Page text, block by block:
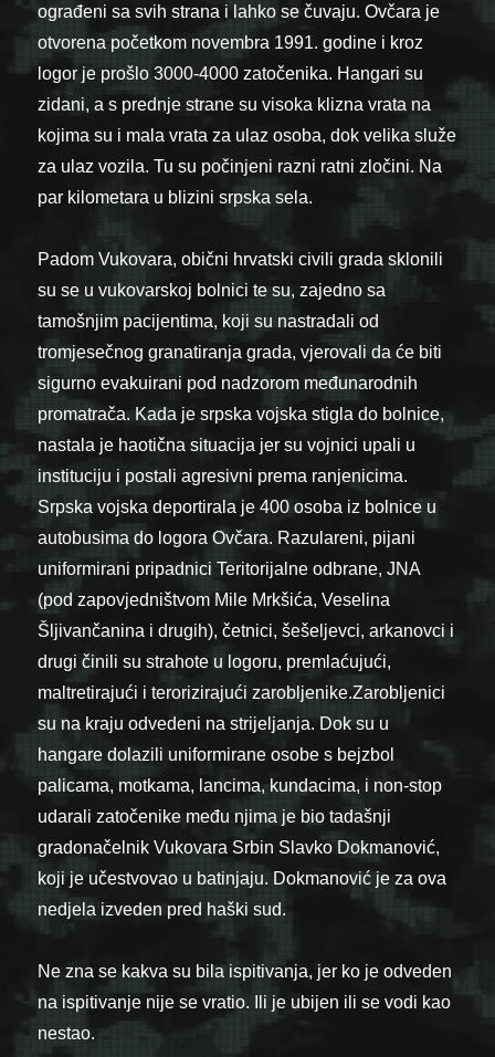
ograđeni sa svih strana i lahko se čuvaju. Ovčara je
otvorena početkom novembra 1991. godine i kroz
logor je prošlo 3000-4000 zatočenika. Hangari su
zidani, a s prednje strane su visoka klizna vrata na
kojima su i mala vrata za ulaz osoba, dok velika služe
za ulaz vozila. Tu su počinjeni razni ratni zločini. Na
par kilometara u blizini srpska sela.
Padom Vukovara, obični hrvatski civili grada sklonili
su se u vukovarskoj bolnici te su, zajedno sa
tamošnjim pacijentima, koji su nastradali od
tromjesečnog granatiranja grada, vjerovali da će biti
sigurno evakuirani pod nadzorom međunarodnih
promatrača. Kada je srpska vojska stigla do bolnice,
nastala je haotična situacija jer su vojnici upali u
instituciju i postali agresivni prema ranjenicima.
Srpska vojska deportirala je 400 osoba iz bolnice u
autobusima do logora Ovčara. Razulareni, pijani
uniformirani pripadnici Teritorijalne odbrane, JNA
(pod zapovjedništvom Mile Mrkšića, Veselina
Šljivančanina i drugih), četnici, šešeljevci, arkanovci i
drugi činili su strahote u logoru, premlaćujući,
maltretirajući i terorizirajući zarobljenike.Zarobljenici
su na kraju odvedeni na strijeljanja. Dok su u
hangare dolazili uniformirane osobe s bejzbol
palicama, motkama, lancima, kundacima, i non-stop
udarali zatočenike među njima je bio tadašnji
gradonačelnik Vukovara Srbin Slavko Dokmanović,
koji je učestvovao u batinjaju. Dokmanović je za ova
nedjela izveden pred haški sud.
Ne zna se kakva su bila ispitivanja, jer ko je odveden
na ispitivanje nije se vratio. Ili je ubijen ili se vodi kao
nestao.